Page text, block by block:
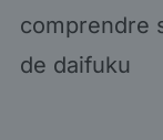
comprendre
de daifuku